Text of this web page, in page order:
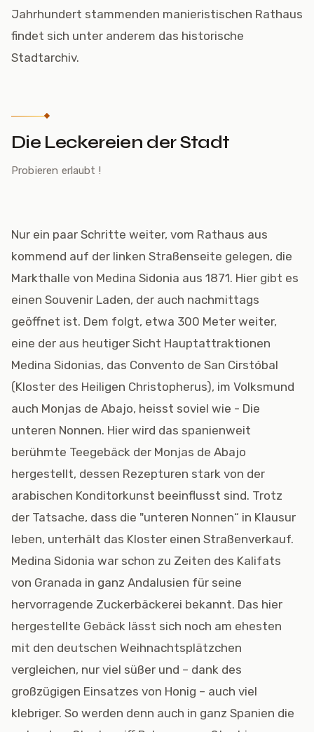
Jahrhundert stammenden manieristischen Rathaus
findet sich unter anderem das historische
Stadtarchiv.
Die Leckereien der Stadt
Probieren erlaubt !
Nur ein paar Schritte weiter, vom Rathaus aus
kommend auf der linken Straßenseite gelegen, die
Markthalle von Medina Sidonia aus 1871. Hier gibt es
einen Souvenir Laden, der auch nachmittags
geöffnet ist. Dem folgt, etwa 300 Meter weiter,
eine der aus heutiger Sicht Hauptattraktionen
Medina Sidonias, das Convento de San Cirstóbal
(Kloster des Heiligen Christopherus), im Volksmund
auch Monjas de Abajo, heisst soviel wie - Die
unteren Nonnen. Hier wird das spanienweit
berühmte Teegebäck der Monjas de Abajo
hergestellt, dessen Rezepturen stark von der
arabischen Konditorkunst beeinflusst sind. Trotz
der Tatsache, dass die "unteren Nonnen“ in Klausur
leben, unterhält das Kloster einen Straßenverkauf.
Medina Sidonia war schon zu Zeiten des Kalifats
von Granada in ganz Andalusien für seine
hervorragende Zuckerbäckerei bekannt. Das hier
hergestellte Gebäck lässt sich noch am ehesten
mit den deutschen Weihnachtsplätzchen
vergleichen, nur viel süßer und – dank des
großzügigen Einsatzes von Honig – auch viel
klebriger. So werden denn auch in ganz Spanien die